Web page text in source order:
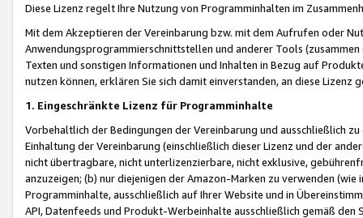
Diese Lizenz regelt Ihre Nutzung von Programminhalten im
Mit dem Akzeptieren der Vereinbarung bzw. mit dem Aufrufen oder
Anwendungsprogrammierschnittstellen und anderer Tools (zusammen
Texten und sonstigen Informationen und Inhalten in Bezug auf
nutzen können, erklären Sie sich damit einverstanden, an diese Lizenz
1. Eingeschränkte Lizenz für Programminhalte
Vorbehaltlich der Bedingungen der Vereinbarung und ausschließlich
Einhaltung der Vereinbarung (einschließlich dieser Lizenz und der
nicht übertragbare, nicht unterlizenzierbare, nicht exklusive,
anzuzeigen; (b) nur diejenigen der Amazon-Marken zu verwenden
Programminhalte, ausschließlich auf Ihrer Website und in
API, Datenfeeds und Produkt-Werbeinhalte ausschließlich gemäß